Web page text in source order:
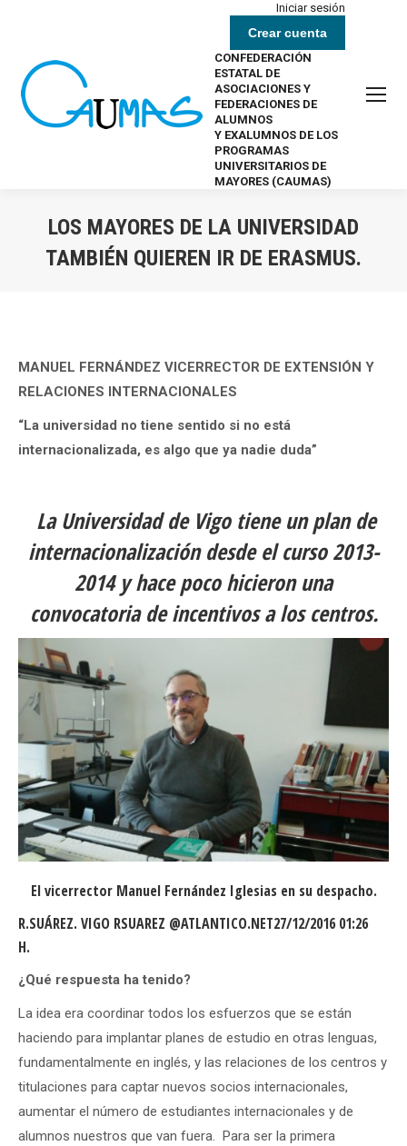
Iniciar sesión
Crear cuenta
CONFEDERACIÓN
ESTATAL DE
ASOCIACIONES Y
FEDERACIONES DE
ALUMNOS
Y EXALUMNOS DE LOS
PROGRAMAS
UNIVERSITARIOS DE
MAYORES (CAUMAS)
LOS MAYORES DE LA UNIVERSIDAD
TAMBIÉN QUIEREN IR DE ERASMUS.
MANUEL FERNÁNDEZ VICERRECTOR DE EXTENSIÓN Y
RELACIONES INTERNACIONALES
“La universidad no tiene sentido si no está
internacionalizada, es algo que ya nadie duda”
La Universidad de Vigo tiene un plan de
internacionalización desde el curso 2013-
2014 y hace poco hicieron una
convocatoria de incentivos a los centros.
El vicerrector Manuel Fernández Iglesias en su despacho.
R.SUÁREZ. VIGO RSUAREZ @ATLANTICO.NET27/12/2016 01:26
H.
¿Qué respuesta ha tenido?
La idea era coordinar todos los esfuerzos que se están
haciendo para implantar planes de estudio en otras lenguas,
fundamentalmente en inglés, y las relaciones de los centros y
titulaciones para captar nuevos socios internacionales,
aumentar el número de estudiantes internacionales y de
alumnos nuestros que van fuera. Para ser la primera